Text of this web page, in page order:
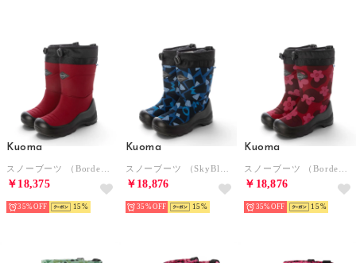
Kuoma
￥18,375
35% 15
Kuoma
￥18,876
35% 15
Kuoma
￥18,876
35% 15